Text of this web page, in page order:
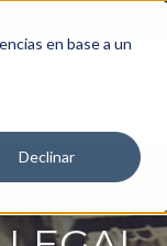
en base a un
Declinar